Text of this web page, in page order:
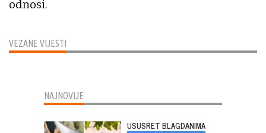
VEZANE VIJESTI
odnosi.
NAJNOVIJE
USUSRET BLAGDANIMA